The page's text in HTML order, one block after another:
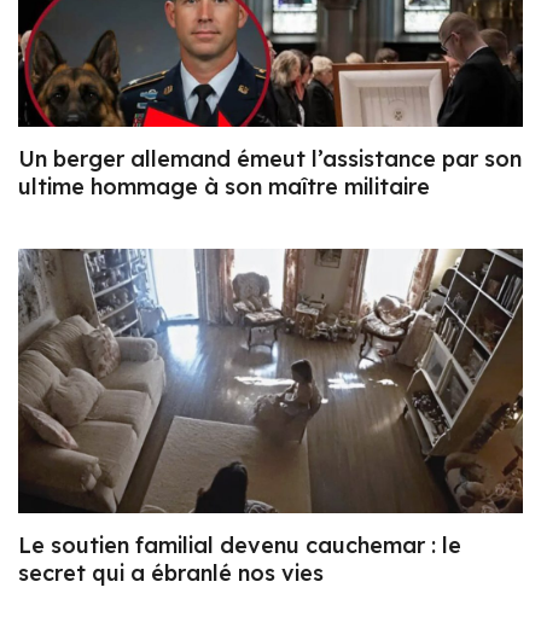
Un berger allemand émeut l’assistance par son
ultime hommage à son maître militaire
Le soutien familial devenu cauchemar : le
secret qui a ébranlé nos vies